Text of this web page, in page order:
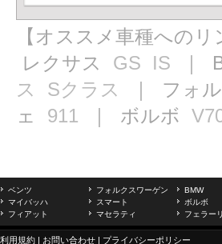
【オススメ車種へのリ
レクサス GS IS ｜
ス
Sクラス ｜ フォ
ェ 911 ｜ ボルボ
ベンツ フォルクスワーゲン BMW
マイバッハ
スマート ボルボ
フィアット
マセラティ フェラーリ
利用規約 | お問い合わせ | プライバシーポリシー